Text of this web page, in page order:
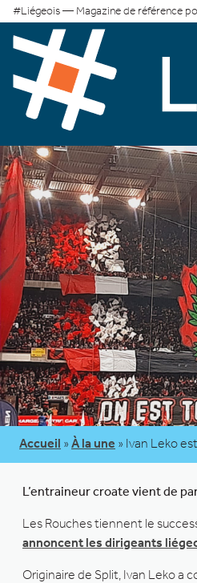
#Liégeois — Magazine de référence
Accueil » À la une » Ivan Leko
L’entraineur croate vient de
Les Rouches tiennent le
annoncent les dirigeants
Originaire de Split, Ivan Leko a